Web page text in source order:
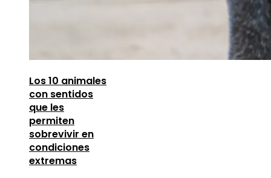
Los 10 animales
con sentidos
que les
permiten
sobrevivir en
condiciones
extremas